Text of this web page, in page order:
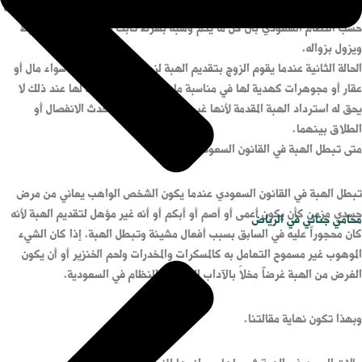
محامي جنائي في الرياض
والعشرة بينهما وبالتالي يحق للزوج استرجاع الهبة عند عدم استمرار الزواج وذلك
حسب النظام السعودي بأن كل ما يتم وهبه بشرط ثابت متعلق بثبوت الشرط
ويزول بزواله.
الحالة الثانية عندما يقوم الزوج بتقديم الهبة لزوجته بأي شكل كان سواء مال أو
عقار أو مجوهرات كهدية لها في مناسبة ما من دون وجود شرط لها عند ذلك لا
يحق له استرداد الهبة المقدمة لأنها غير مشروطة وحتى إن حدث الانفصال أو
الطلاق بينهما.
متى تبطل الهبة في القانون السعودي؟؟
تبطل الهبة في القانون السعودي عندما يكون الشخص الواهب يعاني من مرض
جسدي مزمن كأن يكون أعمى أو أصم أو أبكم أو أنه غير مؤهل لتقديم الهبة لأنه
كان محجوراً عليه في السابق بسبب أفعال مشينة وتبطل الهبة. إذا كان الشيء
الموهوب غير مسموح التعامل به كالمسكرات والمخدرات ولحم الخنزير أو أن يكون
الغرض من الهبة غرضاً مخلاً بالآداب العامة أو النظام في السعودية.
وبهذا تكون نهاية مقالتنا.